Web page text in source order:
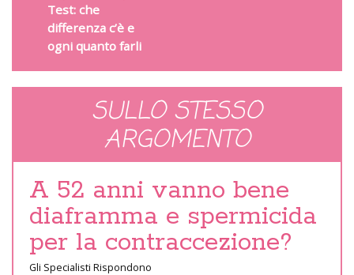
Test: che
differenza c’è e
ogni quanto farli
SULLO STESSO
ARGOMENTO
A 52 anni vanno bene
diaframma e spermicida
per la contraccezione?
Gli Specialisti Rispondono